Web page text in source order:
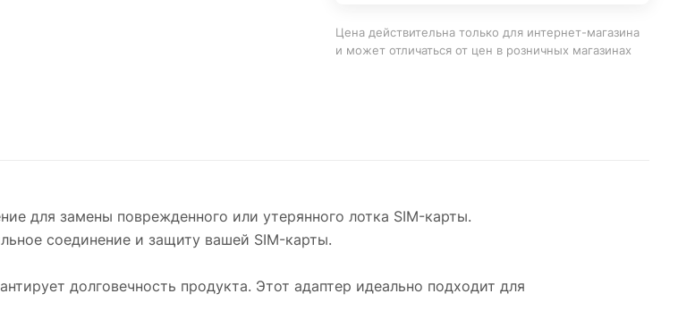
Цена действительна только для интернет-магазина
и может отличаться от цен в розничных магазинах
для замены поврежденного или утерянного лотка SIM-карты.
соединение и защиту вашей SIM-карты.
долговечность продукта. Этот адаптер идеально подходит для